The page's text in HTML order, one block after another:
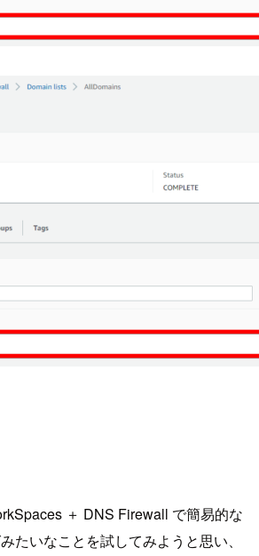
＋ DNS Firewall で簡易的な
たいなことを試してみようと思い、